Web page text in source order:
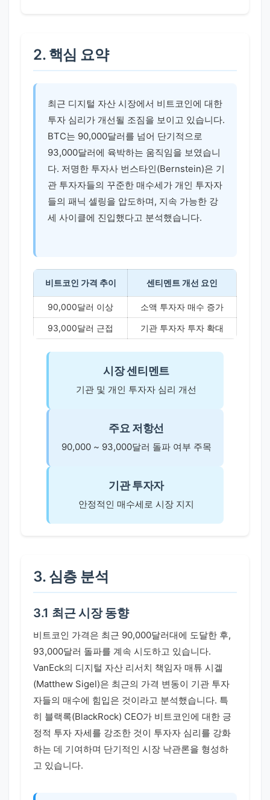
2. 핵심 요약
최근 디지털 자산 시장에서 비트코인에 대한
투자 심리가 개선될 조짐을 보이고 있습니다.
BTC는 90,000달러를 넘어 단기적으로
93,000달러에 육박하는 움직임을 보였습니
다. 저명한 투자사 번스타인(Bernstein)은 기
관 투자자들의 꾸준한 매수세가 개인 투자자
들의 패닉 셀링을 압도하며, 지속 가능한 강
세 사이클에 진입했다고 분석했습니다.
비트코인 가격 추이 센티멘트 개선 요인
90,000달러 이상 소액 투자자 매수 증가
93,000달러 근접 기관 투자자 투자 확대
시장 센티멘트
기관 및 개인 투자자 심리 개선
주요 저항선
90,000 ~ 93,000달러 돌파 여부 주목
기관 투자자
안정적인 매수세로 시장 지지
3. 심층 분석
3.1 최근 시장 동향
비트코인 가격은 최근 90,000달러대에 도달한 후,
93,000달러 돌파를 계속 시도하고 있습니다.
VanEck의 디지털 자산 리서치 책임자 매튜 시겔
(Matthew Sigel)은 최근의 가격 변동이 기관 투자
자들의 매수에 힘입은 것이라고 분석했습니다. 특
히 블랙록(BlackRock) CEO가 비트코인에 대한 긍
정적 투자 자세를 강조한 것이 투자자 심리를 강화
하는 데 기여하며 단기적인 시장 낙관론을 형성하
고 있습니다.